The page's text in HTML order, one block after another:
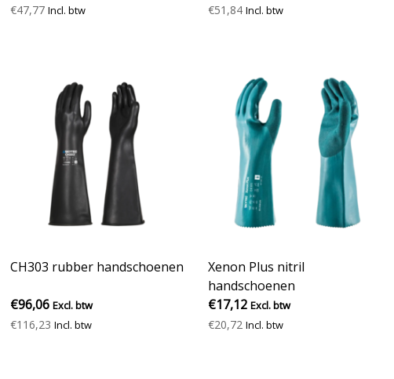
€47,77 Incl. btw €51,84 Incl. btw
CH303 rubber handschoenen
€96,06 Excl. btw
€116,23 Incl. btw
Xenon Plus nitril
handschoenen
€17,12 Excl. btw
€20,72 Incl. btw